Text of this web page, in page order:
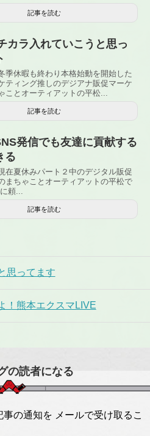
記事を読む
カラ入れていこうと思っ
季休暇も終わり本格始動を開始した
ティング推しのデジアナ販促マーケ
ことオーティアットの平松...
記事を読む
発信でも友達に貢献する
る
在夏休みパート２中のデジタル販促
まちゃことオーティアットの平松で
頼...
記事を読む
思ってます
！熊本エクスマLIVE
の読者になる
の通知を メールで受け取るこ